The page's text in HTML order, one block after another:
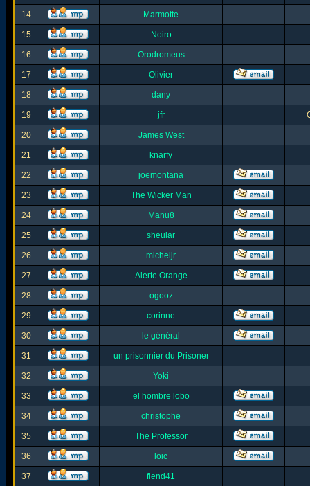
14 Marmotte
15 Noiro
16 Orodromeus
17 Olivier
18 dany
19 jfr
20 James West
21 knarfy
22 joemontana
23 The Wicker Man
24 Manu8
25 sheular
26 micheljr
27 Alerte Orange
28 ogooz
29 corinne
30 le général
31 un prisonnier du Prisoner
32 Yoki
33 el hombre lobo
34 christophe
35 The Professor
36 loic
37 fiend41